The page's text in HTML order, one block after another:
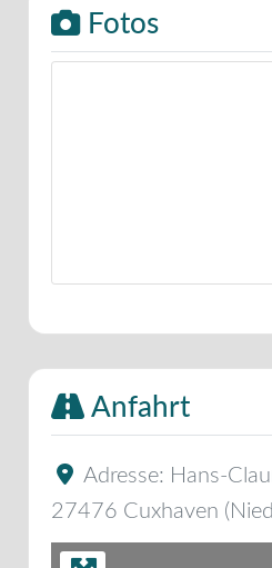
Fotos
Anfahrt
Adresse: Hans-
27476 Cuxhaven (